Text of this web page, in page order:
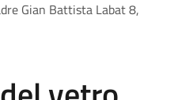
Gian Battista Labat 8,